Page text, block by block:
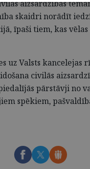
aizsardzības
skaidri norādīt
īpaši tiem, kas
uz Valsts kancelejas
civilās
pārstāvji no
spēkiem,